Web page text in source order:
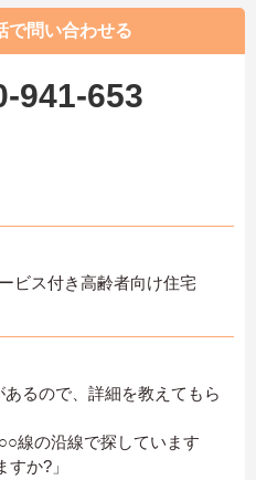
で問い合わせる
941-653
ビス付き高齢者向け住宅
あるので、詳細を教えてもら
線の沿線で探しています
か?」